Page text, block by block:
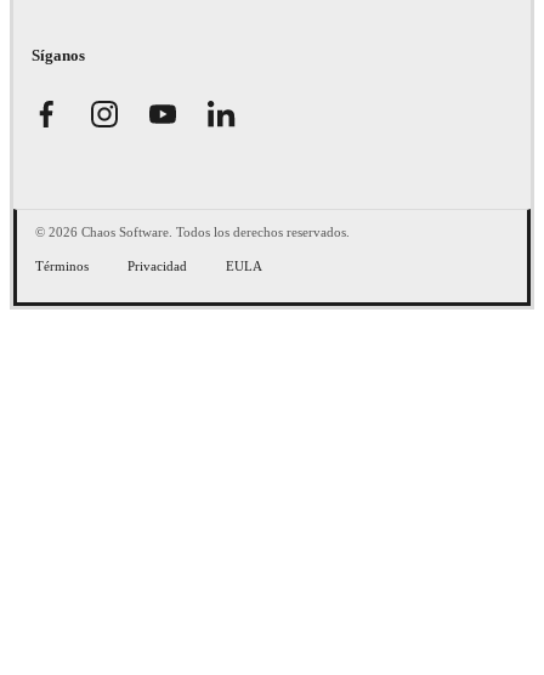
Síganos
© 2026 Chaos Software. Todos los derechos reservados.
Términos Privacidad EULA